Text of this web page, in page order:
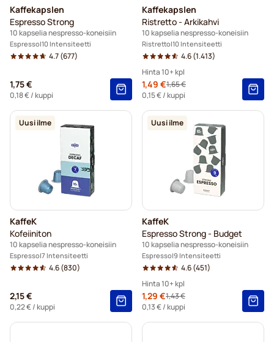
Kaffekapslen
Espresso Strong
10 kapselia nespresso-koneisiin
Espresso 10 Intensiteetti
4.7(677)
1,75 €
0,18 €/ kuppi
Kaffekapslen
Ristretto - Arkikahvi
10 kapselia nespresso-koneisiin
Ristretto 10 Intensiteetti
4.6(1.413)
Hinta 10+ kpl
Erikoishinta
1,49 €Regular Price
1,65 €
0,15 €/ kuppi
=1,65 €
5+ =1,56 €
10+
Uusi ilme
KaffeK
Kofeiiniton
10 kapselia nespresso-koneisiin
Espresso 7 Intensiteetti
4.6(830)
2,15 €
0,22 €/ kuppi
Uusi ilme
KaffeK
Espresso Strong - Budget
10 kapselia nespresso-koneisiin
Espresso 9 Intensiteetti
4.6(451)
Hinta 10+ kpl
Erikoishinta
1,29 €Regular Price
1,43 €
0,13 €/ kuppi
5+ =1,35 €
10+